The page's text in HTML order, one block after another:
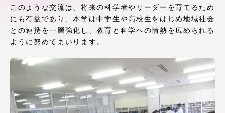
このような交流は、将来の科学者やリーダーを育てるため
にも有益であり、本学は中学生や高校生をはじめ地域社会
との連携を一層強化し、教育と科学への情熱を広められる
ように努めてまいります。
アクセス情報
品川キャンパス 湘南キャンパス
静岡キャンパス
熊本キャンパス
阿蘇くまもと
臨空キャンパス